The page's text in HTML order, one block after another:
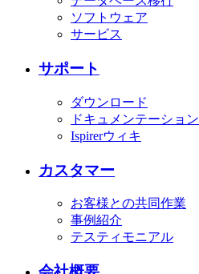
ソフトウェア
サービス
サポート
ダウンロード
ドキュメンテーション
Ispirerウィキ
カスタマー
お客様との共同作業
事例紹介
テスティモニアル